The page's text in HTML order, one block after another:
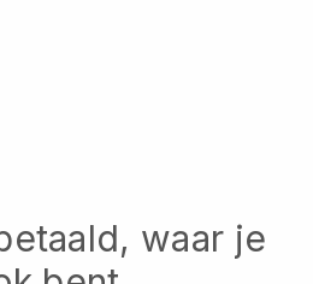
waar je